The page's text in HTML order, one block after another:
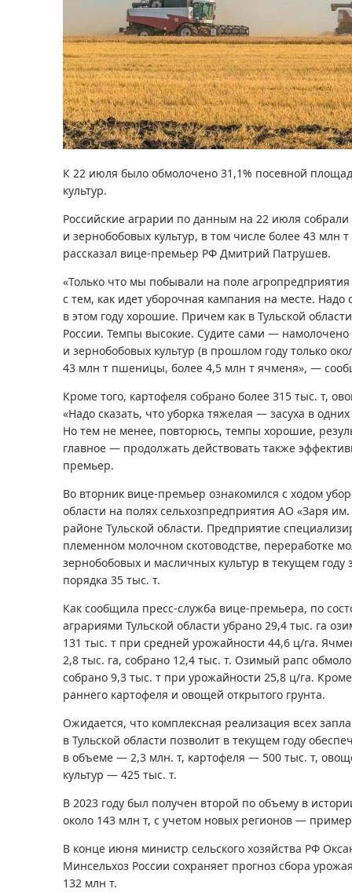
К 22 июля было обмолочено 31,1% посевной
культур.
Российские аграрии по данным на 22 июля
и зернобобовых культур, в том числе более 43
рассказал вице-премьер РФ Дмитрий Патрушев.
«Только что мы побывали на поле агропредприятия
с тем, как идет уборочная кампания на месте. Надо
в этом году хорошие. Причем как в Тульской
России. Темпы высокие. Судите сами —
и зернобобовых культур (в прошлом году только
43 млн т пшеницы, более 4,5 млн т ячменя», —
Кроме того, картофеля собрано более 315 тыс. т,
«Надо сказать, что уборка тяжелая — засуха в
Но тем не менее, повторюсь, темпы хорошие,
главное — продолжать действовать также
премьер.
Во вторник вице-премьер ознакомился с ходом
области на полях сельхозпредприятия АО «Заря
районе Тульской области. Предприятие
племенном молочном скотоводстве, переработке
зернобобовых и масличных культур в текущем году
порядка 35 тыс. т.
Как сообщила пресс-служба вице-премьера, по
аграриями Тульской области убрано 29,4 тыс. га
131 тыс. т при средней урожайности 44,6 ц/га.
2,8 тыс. га, собрано 12,4 тыс. т. Озимый рапс
собрано 9,3 тыс. т при урожайности 25,8 ц/га.
раннего картофеля и овощей открытого грунта.
Ожидается, что комплексная реализация всех
в Тульской области позволит в текущем году
в объеме — 2,3 млн. т, картофеля — 500 тыс. т,
культур — 425 тыс. т.
В 2023 году был получен второй по объему в
около 143 млн т, с учетом новых регионов —
В конце июня министр сельского хозяйства РФ
Минсельхоз России сохраняет прогноз сбора
132 млн т.